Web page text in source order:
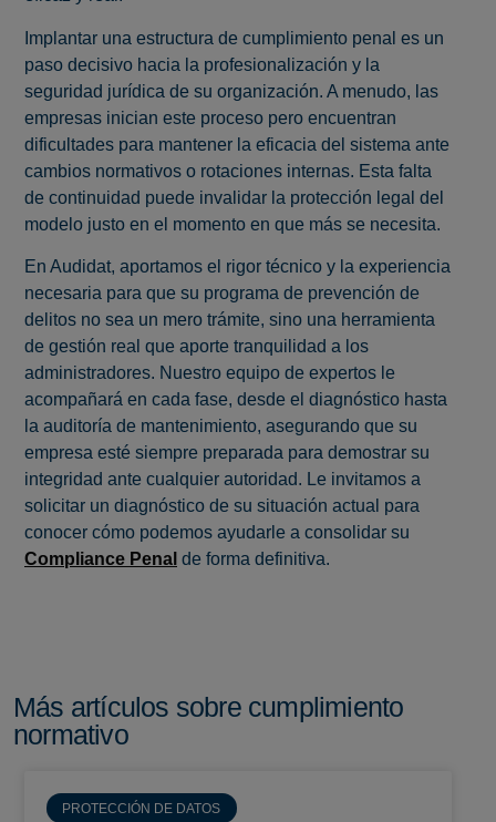
Implantar una estructura de cumplimiento penal es un
paso decisivo hacia la profesionalización y la
seguridad jurídica de su organización. A menudo, las
empresas inician este proceso pero encuentran
dificultades para mantener la eficacia del sistema ante
cambios normativos o rotaciones internas. Esta falta
de continuidad puede invalidar la protección legal del
modelo justo en el momento en que más se necesita.
En Audidat, aportamos el rigor técnico y la experiencia
necesaria para que su programa de prevención de
delitos no sea un mero trámite, sino una herramienta
de gestión real que aporte tranquilidad a los
administradores. Nuestro equipo de expertos le
acompañará en cada fase, desde el diagnóstico hasta
la auditoría de mantenimiento, asegurando que su
empresa esté siempre preparada para demostrar su
integridad ante cualquier autoridad. Le invitamos a
solicitar un diagnóstico de su situación actual para
conocer cómo podemos ayudarle a consolidar su
Compliance Penal de forma definitiva.
Más artículos sobre cumplimiento
normativo
PROTECCIÓN DE DATOS